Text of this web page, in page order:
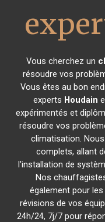
Vous cherchez un
résoudre vos
Vous êtes au bon
experts Houdain
expérimentés et
résoudre vos
climatisation.
complets, allant
l'installation de
Nos
également pour
révisions de vos
24h/24, 7j/7 pour